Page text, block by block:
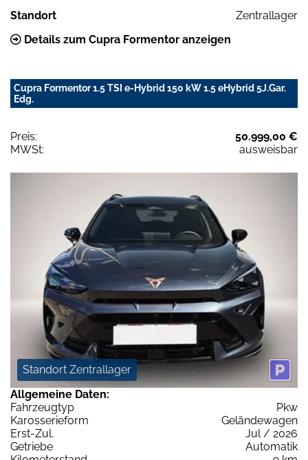
Standort
Zentrallager
Details zum Cupra Formentor anzeigen
Cupra Formentor 1.5 TSI e-Hybrid 150 kW 1.5 eHybrid 5J.Gar.
Edg.
Preis:
50.999,00 €
MWSt:
ausweisbar
Standort Zentrallager
Allgemeine Daten:
Fahrzeugtyp
Pkw
Karosserieform
Geländewagen
Erst-Zul.
Jul / 2026
Getriebe
Automatik